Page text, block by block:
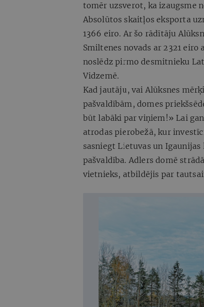
tomēr uzsverot, ka izaugsme
Absolūtos skaitļos eksporta
1366 eiro. Ar šo rādītāju
Smiltenes novads ar 2321
noslēdz pirmo desmitnieku
Vidzemē.
Kad jautāju, vai Alūksnes
pašvaldībām, domes
būt labāki par viņiem!» Lai
atrodas pierobežā, kur
sasniegt Lietuvas un
pašvaldība. Adlers domē
vietnieks, atbildējis par